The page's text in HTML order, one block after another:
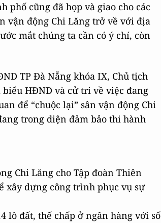
phố cũng đã họp và giao cho các
vận động Chi Lăng trở về với địa
mắt chúng ta cần có ý chí, còn
TP Đà Nẵng khóa IX, Chủ tịch
HĐND và cử tri về việc đang
để “chuộc lại” sân vận động Chi
trong diện đảm bảo thi hành
Chi Lăng cho Tập đoàn Thiên
xây dựng công trình phục vụ sự
lô đất, thế chấp ở ngân hàng với số